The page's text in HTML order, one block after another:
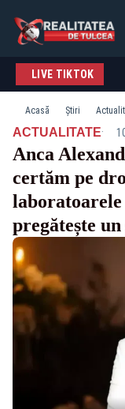
LIVE TIKTOK
Acasă Știri
ACTUALITATE·
Anca
certăm pe
laboratoarele
pregătește